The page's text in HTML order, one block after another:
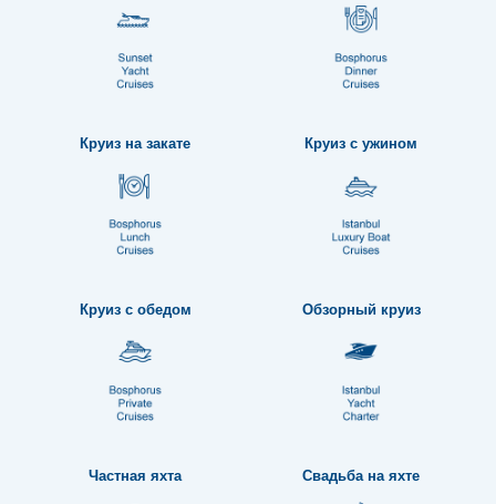
Круиз на закате Круиз с ужином
Круиз с обедом Обзорный круиз
Частная яхта Свадьба на яхте